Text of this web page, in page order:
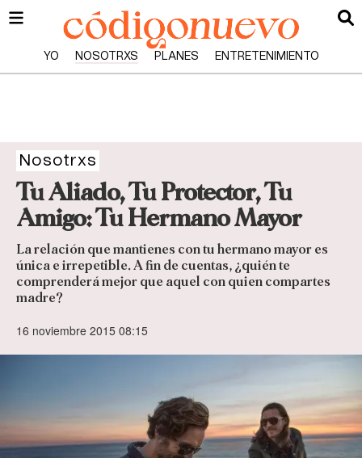
YO NOSOTRXS PLANES ENTRETENIMIENTO
Nosotrxs
Tu Aliado, Tu Protector, Tu
Amigo: Tu Hermano Mayor
La relación que mantienes con tu hermano mayor es
única e irrepetible. A fin de cuentas, ¿quién te
comprenderá mejor que aquel con quien compartes
madre?
16 noviembre 2015 08:15